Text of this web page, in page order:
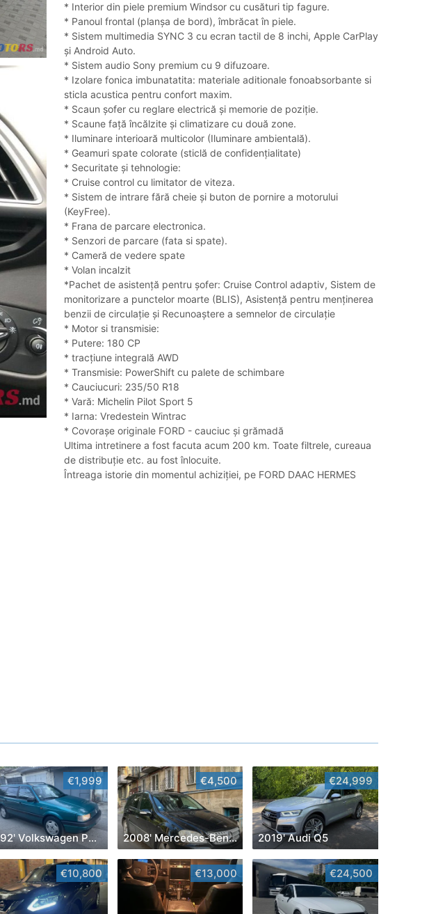
* Interior din piele premium Windsor cu cusături tip fagure.
* Panoul frontal (planșa de bord), îmbrăcat în piele.
* Sistem multimedia SYNC 3 cu ecran tactil de 8 inchi, Apple CarPlay
și Android Auto.
* Sistem audio Sony premium cu 9 difuzoare.
* Izolare fonica imbunatatita: materiale aditionale fonoabsorbante si
sticla acustica pentru confort maxim.
* Scaun șofer cu reglare electrică și memorie de poziție.
* Scaune față încălzite și climatizare cu două zone.
* Iluminare interioară multicolor (Iluminare ambientală).
* Geamuri spate colorate (sticlă de confidențialitate)
* Securitate și tehnologie:
* Cruise control cu limitator de viteza.
* Sistem de intrare fără cheie și buton de pornire a motorului
(KeyFree).
* Frana de parcare electronica.
* Senzori de parcare (fata si spate).
* Cameră de vedere spate
* Volan incalzit
*Pachet de asistență pentru șofer: Cruise Control adaptiv, Sistem de
monitorizare a punctelor moarte (BLIS), Asistență pentru menținerea
benzii de circulație și Recunoaștere a semnelor de circulație
* Motor si transmisie:
* Putere: 180 CP
* tracțiune integrală AWD
* Transmisie: PowerShift cu palete de schimbare
* Cauciucuri: 235/50 R18
* Vară: Michelin Pilot Sport 5
* Iarna: Vredestein Wintrac
* Covorașe originale FORD - cauciuc și grămadă
Ultima intretinere a fost facuta acum 200 km. Toate filtrele, cureaua
de distribuție etc. au fost înlocuite.
Întreaga istorie din momentul achiziției, pe FORD DAAC HERMES
€1,999
1992' Volkswagen Passat
€4,500
2008' Mercedes-Benz M-Class
€24,999
2019' Audi Q5
€10,800 €13,000 €24,500